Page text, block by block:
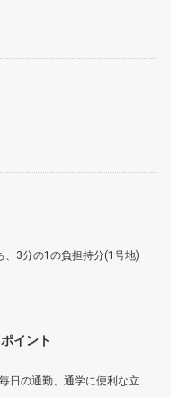
3分の1の負担持分(1号地)
イント
日の通勤、通学に便利な立